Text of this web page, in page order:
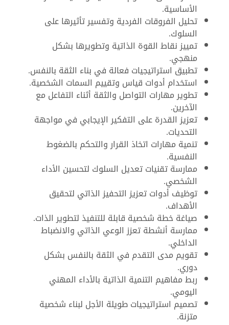
الأساسية.
تحليل الفروقات الفردية وتفسير تأثيرها على
السلوك.
تمييز نقاط القوة الذاتية وتطويرها بشكل
منهجي.
تطبيق استراتيجيات فعالة في بناء الثقة بالنفس.
استخدام أدوات قياس وتقييم السمات الشخصية.
تطوير مهارات التواصل والثقة أثناء التفاعل مع
الآخرين.
تعزيز القدرة على التفكير الإيجابي في مواجهة
التحديات.
تنمية مهارات اتخاذ القرار والتحكم بالضغوط
النفسية.
ممارسة تقنيات تعديل السلوك لتحسين الأداء
الشخصي.
توظيف أدوات تعزيز التحفيز الذاتي لتحقيق
الأهداف.
صياغة خطة شخصية قابلة للتنفيذ لتطوير الذات.
ممارسة أنشطة تعزز الوعي الذاتي والانضباط
الداخلي.
تقويم مدى التقدم في الثقة بالنفس بشكل
دوري.
ربط مفاهيم التنمية الذاتية بالأداء المهني
اليومي.
تصميم استراتيجيات طويلة الأجل لبناء شخصية
متزنة.